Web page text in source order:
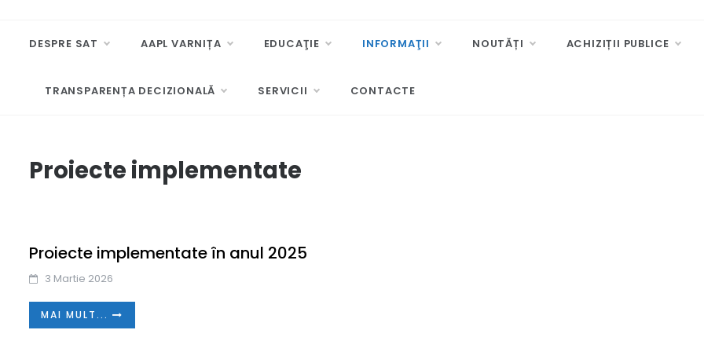
DESPRE SAT AAPL VARNIȚA EDUCAŢIE INFORMAŢII NOUTĂȚI ACHIZIȚII PUBLICE
TRANSPARENȚA DECIZIONALĂ SERVICII CONTACTE
Proiecte implementate
Proiecte implementate în anul 2025
3 Martie 2026
MAI MULT...